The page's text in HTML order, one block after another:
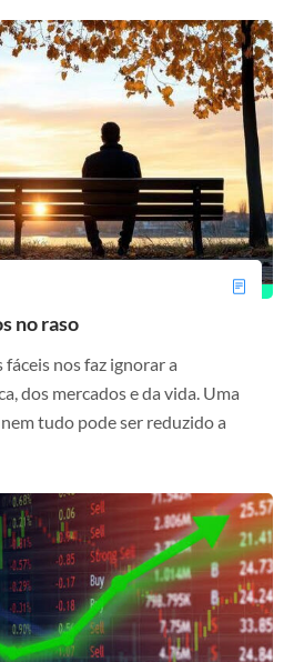
no raso
nos faz ignorar a
dos mercados e da vida. Uma
tudo pode ser reduzido a